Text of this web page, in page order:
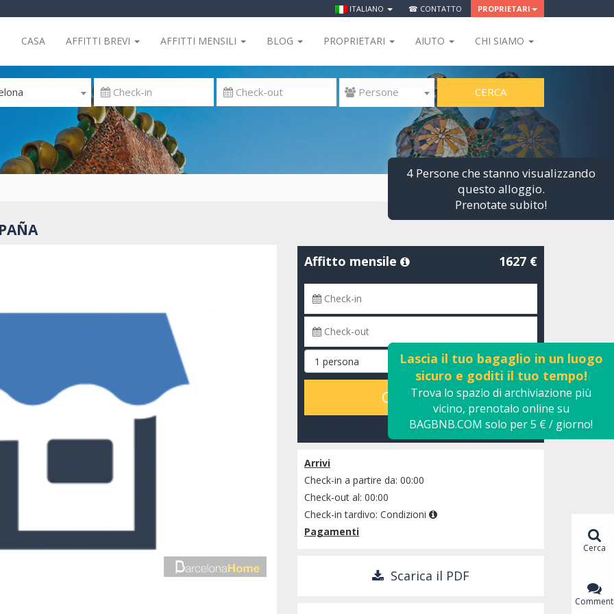
ITALIANO ☎ CONTATTO PROPRIETARI
CASA AFFITTI BREVI AFFITTI MENSILI BLOG PROPRIETARI AIUTO CHI SIAMO
 Persone CERCA
Affitto mensile 1627 €
CALCOLARE
verificare la disponibilità
Arrivi
Check-in a partire da: 00:00
Check-out al: 00:00
Check-in tardivo: Condizioni
Pagamenti
Scarica il PDF
4 Persone che stanno visualizzando
questo alloggio.
Prenotate subito!
Lascia il tuo bagaglio in un luogo
sicuro e goditi il ​​tuo tempo!
Trova lo spazio di archiviazione più
vicino, prenotalo online su
BAGBNB.COM solo per 5 € / giorno!
Cerca